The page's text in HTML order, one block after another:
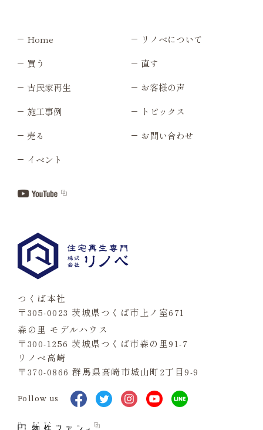
Home
リノベについて
買う
直す
古民家再生
お客様の声
施工事例
トピックス
売る
お問い合わせ
イベント
つくば本社
〒305-0023 茨城県つくば市上ノ室671
森の里 モデルハウス
〒300-1256 茨城県つくば市森の里91-7
リノベ高崎
〒370-0866 群馬県高崎市城山町2丁目9-9
Follow us